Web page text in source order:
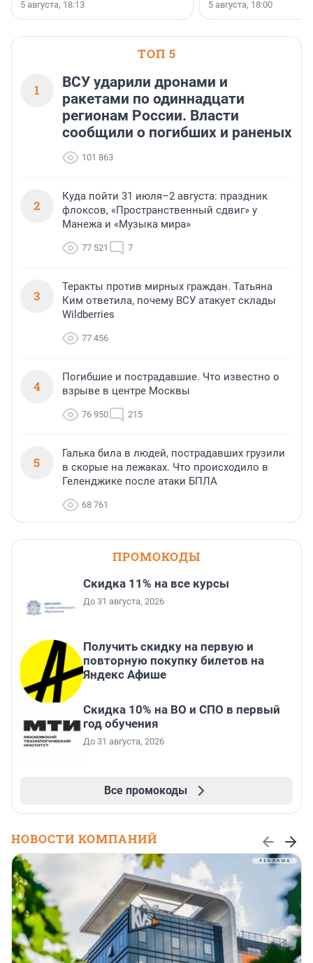
5 августа, 18:13 5 августа, 18:00
ТОП 5
1
ВСУ ударили дронами и
ракетами по одиннадцати
регионам России. Власти
сообщили о погибших и раненых
101 863
2
Куда пойти 31 июля–2 августа: праздник
флоксов, «Пространственный сдвиг» у
Манежа и «Музыка мира»
77 521 7
3
Теракты против мирных граждан. Татьяна
Ким ответила, почему ВСУ атакует склады
Wildberries
77 456
4
Погибшие и пострадавшие. Что известно о
взрыве в центре Москвы
76 950 215
5
Галька била в людей, пострадавших грузили
в скорые на лежаках. Что происходило в
Геленджике после атаки БПЛА
68 761
ПРОМОКОДЫ
Скидка 11% на все курсы
До 31 августа, 2026
Получить скидку на первую и
повторную покупку билетов на
Яндекс Афише
Скидка 10% на ВО и СПО в первый
год обучения
До 31 августа, 2026
Все промокоды
НОВОСТИ КОМПАНИЙ